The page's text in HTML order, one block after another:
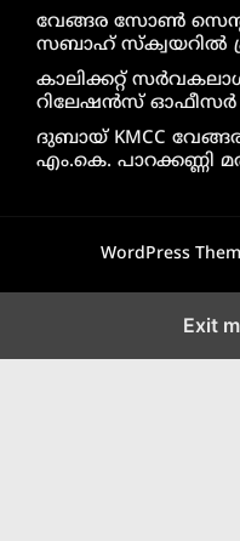
വേങ്ങര സോൺ
സബാഹ് സ്ക്വയറിൽ
കാലിക്കറ്റ്
റിലേഷൻസ് ഓഫീസർ
ദുബായ് KMCC
എം.കെ. പാറക്കണ്ണി
WordPress
Exit